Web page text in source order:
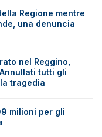
Regione mentre
una denuncia
nel Reggino,
tutti gli
tragedia
milioni per gli